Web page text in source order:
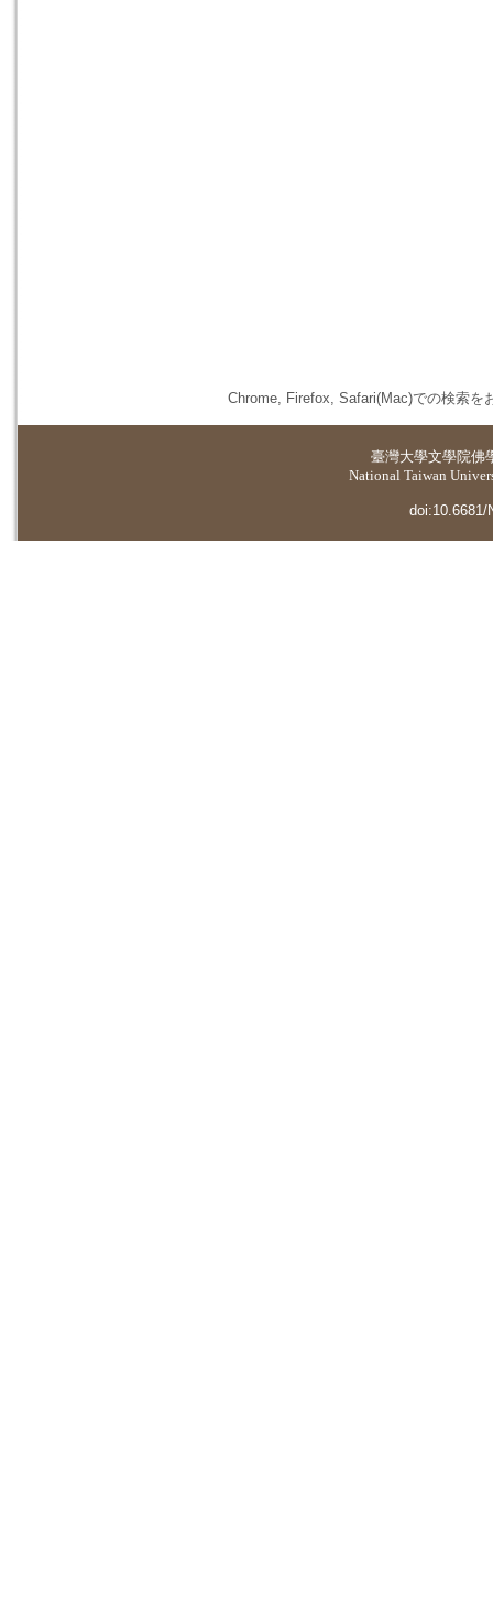
Chrome, Firefox, Safari(Mac)での検索を
臺灣大學文學院佛
National Taiwan
doi:10.6681/